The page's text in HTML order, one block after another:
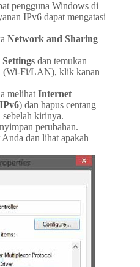
pengguna Windows di
IPv6 dapat mengatasi
Network and Sharing
dan temukan
(Wi-Fi/LAN), klik kanan
melihat Internet
) dan hapus centang
kirinya.
perubahan.
dan lihat apakah